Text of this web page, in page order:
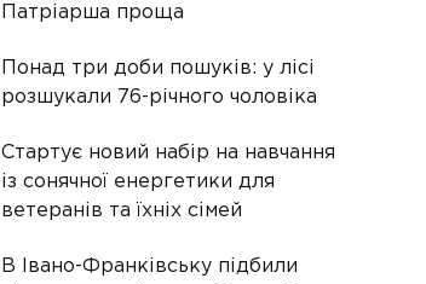
Патріарша проща
Понад три доби пошуків: у лісі
розшукали 76-річного чоловіка
Стартує новий набір на навчання
із сонячної енергетики для
ветеранів та їхніх сімей
В Івано-Франківську підбили